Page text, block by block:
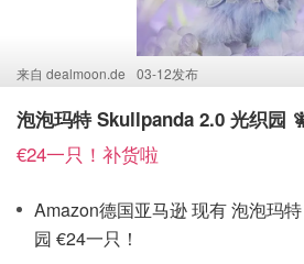
来自 dealmoon.de 03-12发布
泡泡玛特 Skullpanda 2.0 光织园
€24一只！补货啦
Amazon德国亚马逊 现有 泡泡玛
园 €24一只！